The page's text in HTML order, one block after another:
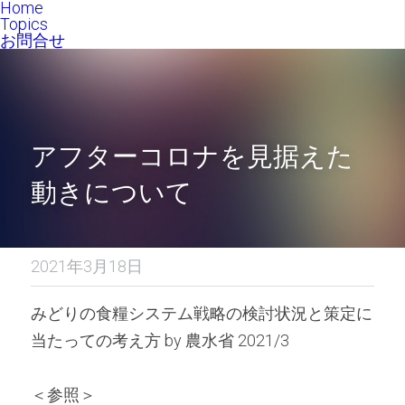
Home
Topics
お問合せ
アフターコロナを見据えた
動きについて
2021年3月18日
みどりの食糧システム戦略の検討状況と策定に
当たっての考え方 by 農水省 2021/3
＜参照＞